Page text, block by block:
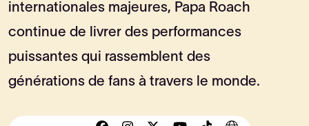
internationales majeures, Papa Roach
continue de livrer des performances
puissantes qui rassemblent des
générations de fans à travers le monde.